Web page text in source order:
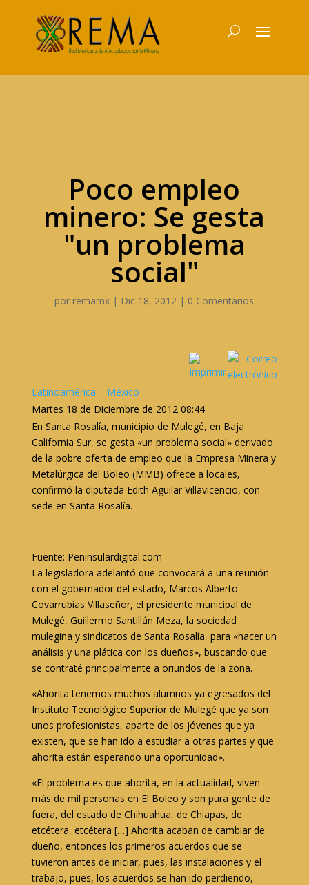
Poco empleo
minero: Se gesta
"un problema
social"
por remamx | Dic 18, 2012 | 0 Comentarios
Latinoamérica – México
Martes 18 de Diciembre de 2012 08:44
En Santa Rosalía, municipio de Mulegé, en Baja
California Sur, se gesta «un problema social» derivado
de la pobre oferta de empleo que la Empresa Minera y
Metalúrgica del Boleo (MMB) ofrece a locales,
confirmó la diputada Edith Aguilar Villavicencio, con
sede en Santa Rosalía.
Fuente: Peninsulardigital.com
La legisladora adelantó que convocará a una reunión
con el gobernador del estado, Marcos Alberto
Covarrubias Villaseñor, el presidente municipal de
Mulegé, Guillermo Santillán Meza, la sociedad
mulegina y sindicatos de Santa Rosalía, para «hacer un
análisis y una plática con los dueños», buscando que
se contraté principalmente a oriundos de la zona.
«Ahorita tenemos muchos alumnos ya egresados del
Instituto Tecnológico Superior de Mulegé que ya son
unos profesionistas, aparte de los jóvenes que ya
existen, que se han ido a estudiar a otras partes y que
ahorita están esperando una oportunidad».
«El problema es que ahorita, en la actualidad, viven
más de mil personas en El Boleo y son pura gente de
fuera, del estado de Chihuahua, de Chiapas, de
etcétera, etcétera […] Ahorita acaban de cambiar de
dueño, entonces los primeros acuerdos que se
tuvieron antes de iniciar, pues, las instalaciones y el
trabajo, pues, los acuerdos se han ido perdiendo,